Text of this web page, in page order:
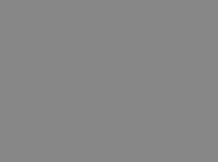
di analisi web
di siti
che imposta il
di analisi web
di siti